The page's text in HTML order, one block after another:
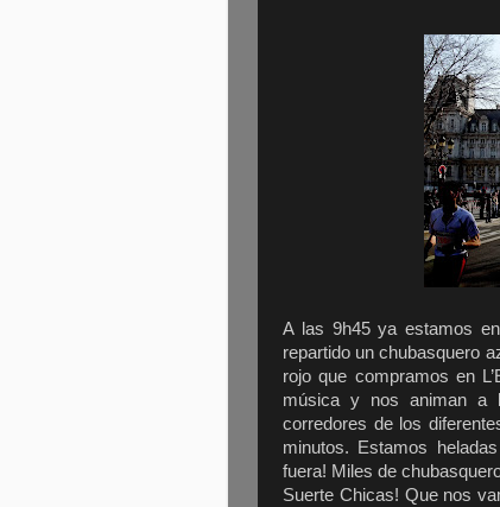
A las 9h45 ya estamos
repartido un chubasquero
rojo que compramos en
música y nos animan a
corredores de los
minutos. Estamos
fuera! Miles de
Suerte Chicas! Que nos